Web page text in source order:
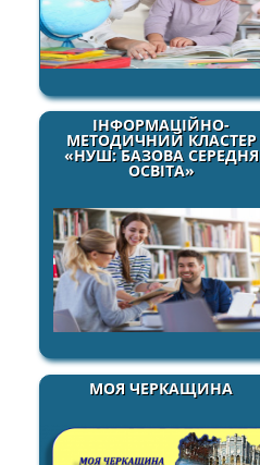
ІНФОРМАЦІЙНО-
МЕТОДИЧНИЙ КЛАСТЕР
«НУШ: БАЗОВА СЕРЕДНЯ
ОСВІТА»
МОЯ ЧЕРКАЩИНА